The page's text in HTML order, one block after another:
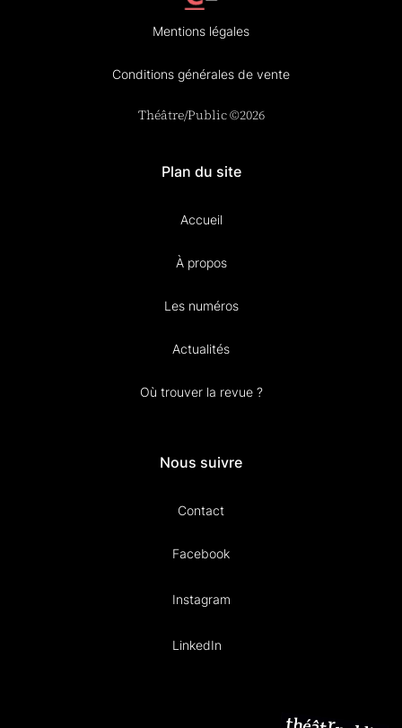
Mentions légales
Conditions générales de vente
Théâtre/Public ©2026
Plan du site
Accueil
À propos
Les numéros
Actualités
Où trouver la revue ?
Nous suivre
Contact
Facebook
Instagram
LinkedIn